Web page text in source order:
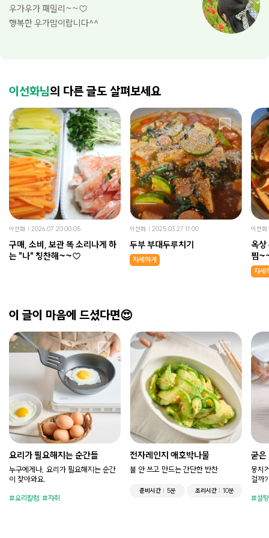
우가우가 패밀리~~♡
행복한 우가맘이랍니다^^
이선화님의 다른 글도 살펴보세요
이선화 2026.07.20 00:05
구매, 소비, 보관 똑 소리나게 하
는 "나" 칭찬해~~♡
이선화 2025.03.27 11:00
두부 부대두루치기
자세하게
이선화
옥상
찜
자세
이 글이 마음에 드셨다면😍
요리가 필요해지는 순간들
누구에게나, 요리가 필요해지는 순간
이 찾아와요.
요리칼럼 자취
전자레인지 애호박나물
불 안 쓰고 만드는 간단한 반찬
준비시간 5분 조리시간 10분
굳은
뭉치
걸까?
설탕